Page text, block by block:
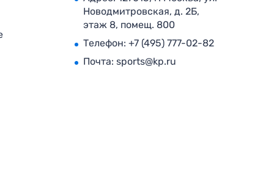
Новодмитровская, д. 2Б,
этаж 8, помещ. 800
Телефон: +7 (495) 777-02-82
Почта: sports@kp.ru